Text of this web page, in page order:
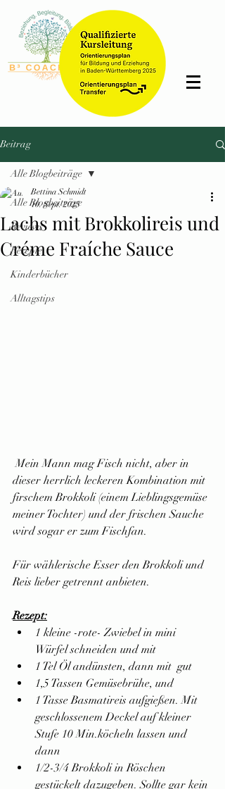
Bettina
Schmidt
Beitrag
Alle Blogbeiträge
Reviews
Rezepte
Kinderbücher
Alltagstips
Alle Blogbeiträge
Lachs mit Brokkolireis und
Créme Fraíche Sauce
Bettina Schmidt
10. Sept. 2025
Mein Mann mag Fisch nicht, aber in
dieser herrlich leckeren Kombination mit
firschem Brokkoli (einem Lieblingsgemüse
meiner Tochter) und der frischen Sauche
wird sogar er zum Fischfan.
Für wählerische Esser den Brokkoli und
Reis lieber getrennt anbieten.
Rezept:
1 kleine -rote- Zwiebel in mini
Würfel schneiden und mit
1 Tel Öl andünsten, dann mit  gut
1,5 Tassen Gemüsebrühe, und
1 Tasse Basmatireis aufgießen. Mit
geschlossenem Deckel auf kleiner
Stufe 10 Min.köcheln lassen und
dann
1/2-3/4 Brokkoli in Röschen
gestückelt dazugeben. Sollte gar kein